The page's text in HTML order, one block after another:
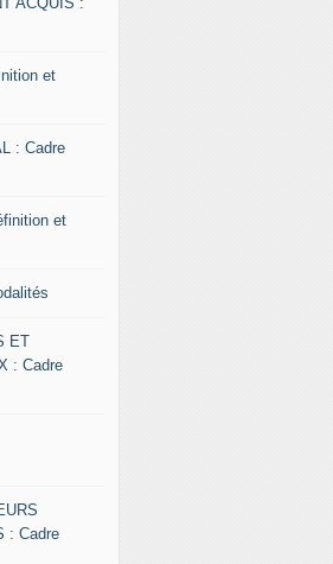
et
: Cadre
et
ET
: Cadre
: Cadre